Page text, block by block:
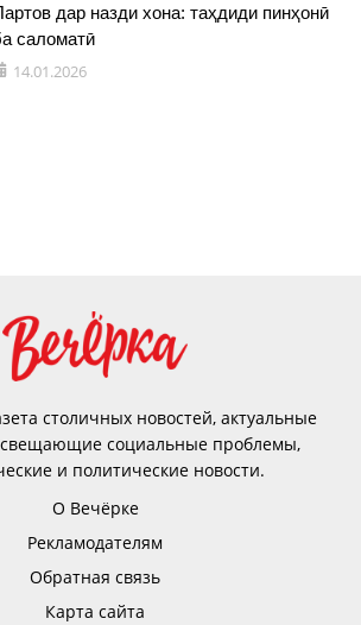
дар назди хона: таҳдиди пинҳонӣ
саломатӣ
14.01.2026
столичных новостей, актуальные
социальные проблемы,
и политические новости.
О Вечёрке
Рекламодателям
Обратная связь
Карта сайта